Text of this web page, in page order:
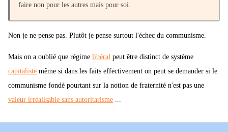
faire non pour les autres mais pour soi.
Non je ne pense pas. Plutôt je pense surtout l'échec du communisme.
Mais on a oublié que régime libéral peut être distinct de système
capitaliste même si dans les faits effectivement on peut se demander si le
communisme fondé pourtant sur la notion de fraternité n'est pas une
valeur irréalisable sans autoritarisme